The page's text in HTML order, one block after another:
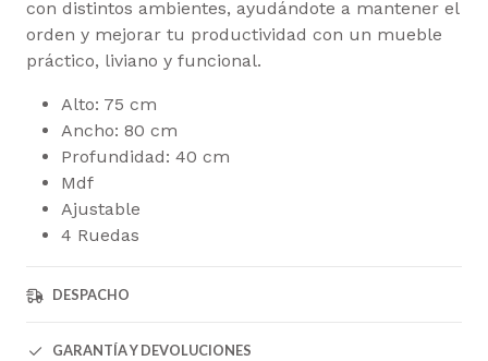
con distintos ambientes, ayudándote a mantener el
orden y mejorar tu productividad con un mueble
práctico, liviano y funcional.
Alto: 75 cm
Ancho: 80 cm
Profundidad: 40 cm
Mdf
Ajustable
4 Ruedas
DESPACHO
GARANTÍA Y DEVOLUCIONES